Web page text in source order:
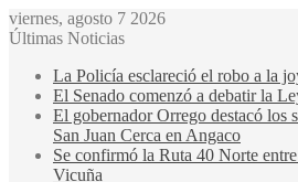
viernes, agosto 7 2026
Últimas Noticias
La Policía esclareció el robo a la
El Senado comenzó a debatir la
El gobernador Orrego destacó los
San Juan Cerca en Angaco
Se confirmó la Ruta 40 Norte
Vicuña